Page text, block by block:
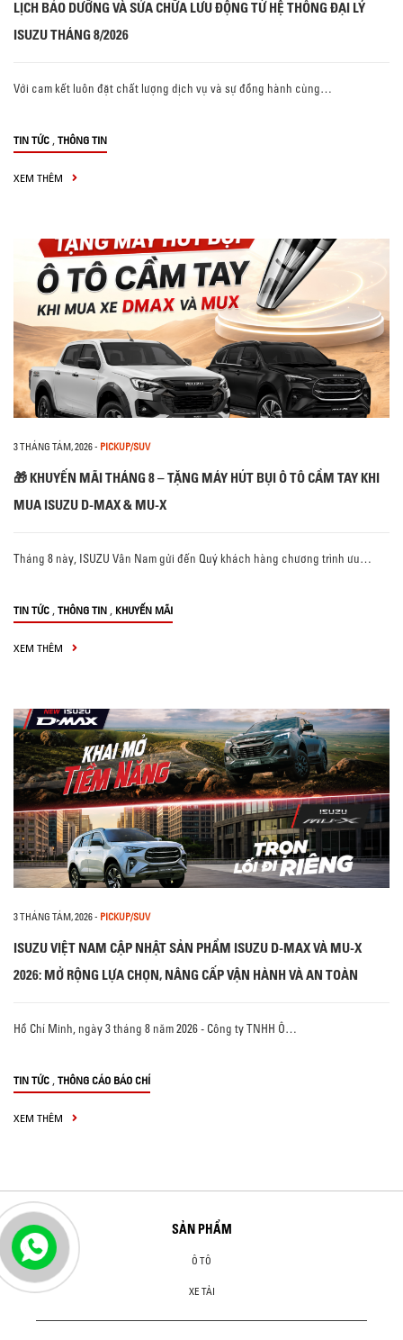
LỊCH BẢO DƯỠNG VÀ SỬA CHỮA LƯU ĐỘNG TỪ HỆ THỐNG ĐẠI LÝ
ISUZU THÁNG 8/2026
Với cam kết luôn đặt chất lượng dịch vụ và sự đồng hành cùng…
TIN TỨC , THÔNG TIN
XEM THÊM
3 THÁNG TÁM, 2026- PICKUP/SUV
🎁 KHUYẾN MÃI THÁNG 8 – TẶNG MÁY HÚT BỤI Ô TÔ CẦM TAY KHI
MUA ISUZU D-MAX & MU-X
Tháng 8 này, ISUZU Vân Nam gửi đến Quý khách hàng chương trình ưu…
TIN TỨC , THÔNG TIN , KHUYẾN MÃI
XEM THÊM
3 THÁNG TÁM, 2026- PICKUP/SUV
ISUZU VIỆT NAM CẬP NHẬT SẢN PHẨM ISUZU D-MAX VÀ MU-X
2026: MỞ RỘNG LỰA CHỌN, NÂNG CẤP VẬN HÀNH VÀ AN TOÀN
Hồ Chí Minh, ngày 3 tháng 8 năm 2026 - Công ty TNHH Ô…
TIN TỨC , THÔNG CÁO BÁO CHÍ
XEM THÊM
SẢN PHẨM
Ô TÔ
XE TẢI